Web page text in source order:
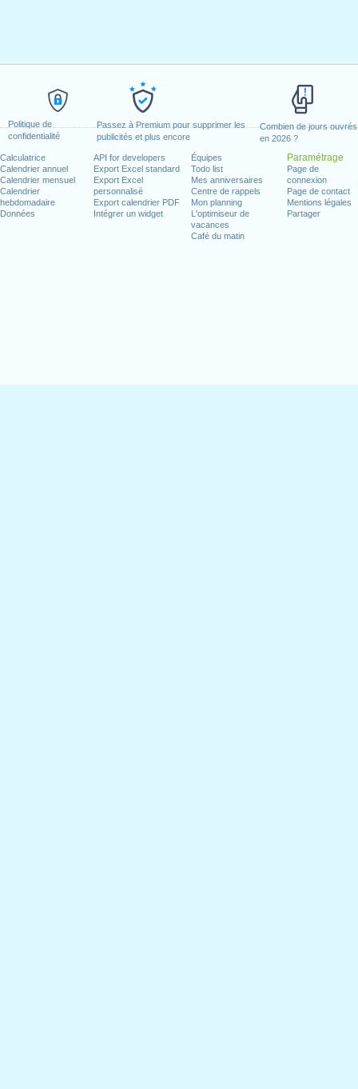
Politique de
confidentialité
Passez à Premium pour supprimer les
publicités et plus encore
Combien de jours ouvrés
en 2026 ?
Calculatrice
Calendrier annuel
Calendrier mensuel
Calendrier
hebdomadaire
Données
API for developers
Export Excel standard
Export Excel
personnalisé
Export calendrier PDF
Intégrer un widget
Équipes
Todo list
Mes anniversaires
Centre de rappels
Mon planning
L'optimiseur de
vacances
Café du matin
Paramétrage
Page de
connexion
Page de contact
Mentions légales
Partager